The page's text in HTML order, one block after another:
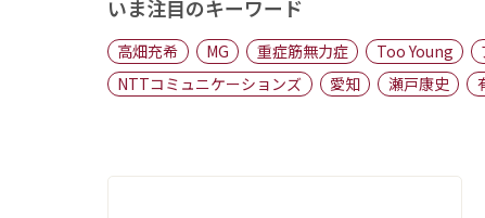
いま注目のキーワード
高畑充希 MG 重症筋無力症 Too Young
NTTコミュニケーションズ
愛知 瀬戸康史